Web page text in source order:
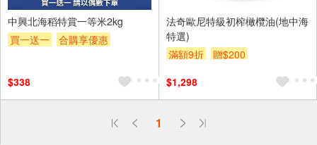
中興北海稻特賞一等米2kg
買一送一
合購享優惠
$338
法奇歐尼特級初榨橄欖油(地中海
特選)
滿額9折
贈$200
$1,298
1
偏遠地區配送